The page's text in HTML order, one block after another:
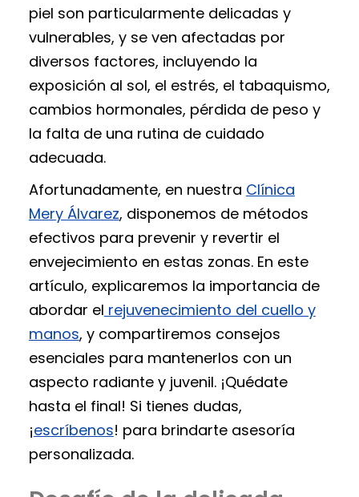
piel son particularmente delicadas y
vulnerables, y se ven afectadas por
diversos factores, incluyendo la
exposición al sol, el estrés, el tabaquismo,
cambios hormonales, pérdida de peso y
la falta de una rutina de cuidado
adecuada.
Afortunadamente, en nuestra Clínica
Mery Álvarez, disponemos de métodos
efectivos para prevenir y revertir el
envejecimiento en estas zonas. En este
artículo, explicaremos la importancia de
abordar el rejuvenecimiento del cuello y
manos, y compartiremos consejos
esenciales para mantenerlos con un
aspecto radiante y juvenil. ¡Quédate
hasta el final! Si tienes dudas,
¡escríbenos! para brindarte asesoría
personalizada.